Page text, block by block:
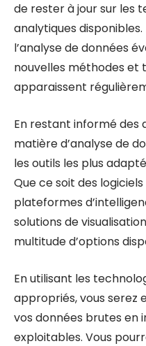
de rester à jour sur les
analytiques
l’analyse de données
nouvelles méthodes et
apparaissent
En restant informé des
matière d’analyse de
les outils les plus
Que ce soit des
plateformes
solutions de
multitude d’options
En utilisant les
appropriés, vous serez
vos données brutes en
exploitables. Vous